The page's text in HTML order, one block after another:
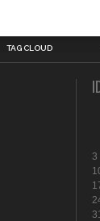
TAG CLOUD
3